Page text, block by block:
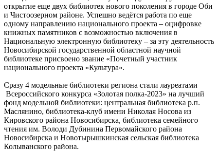
открытие еще двух библиотек нового поколения в городе Оби
и Чистоозерном районе. Успешно ведётся работа по еще
одному направлению национального проекта – оцифровке
книжных памятников с возможностью включения в
Национальную электронную библиотеку – за эту деятельность
Новосибирской государственной областной научной
библиотеке присвоено звание «Почетный участник
национального проекта «Культура».
Сразу 4 модельные библиотеки региона стали лауреатами
Всероссийского конкурса «Золотая полка-2023» на лучший
фонд модельной библиотеки: центральная библиотека р.п.
Маслянино, библиотека-клуб имени Николая Носова из
Кировского района Новосибирска, библиотека семейного
чтения им. Володи Дубинина Первомайского района
Новосибирска и Новотырышкинская сельская библиотека
Колыванского района.